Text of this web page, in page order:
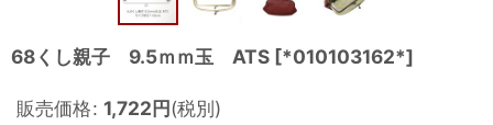
68くし親子 9.5ｍｍ玉 ATS [*010103162*]
販売価格: 1,722円(税別)